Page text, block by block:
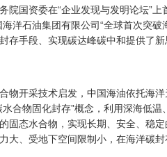
院国资委在“企业发现与发明论坛”
洋石油集团有限公司“全球首次突破
存手段、实现碳达峰碳中和提供了新
开采技术启发，中国海油依托海洋
合物固化封存”概念，利用深海低
固态水合物，实现长期、安全、稳
大、受地下空间限制小，在海洋碳封